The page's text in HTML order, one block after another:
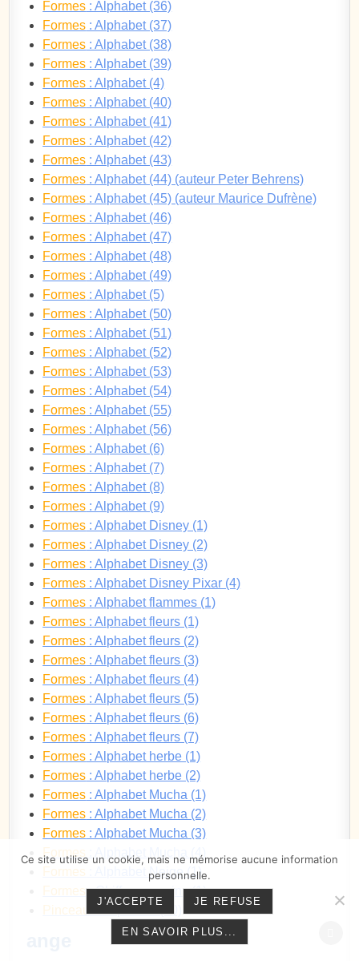
Formes : Alphabet (36)
Formes : Alphabet (37)
Formes : Alphabet (38)
Formes : Alphabet (39)
Formes : Alphabet (4)
Formes : Alphabet (40)
Formes : Alphabet (41)
Formes : Alphabet (42)
Formes : Alphabet (43)
Formes : Alphabet (44) (auteur Peter Behrens)
Formes : Alphabet (45) (auteur Maurice Dufrène)
Formes : Alphabet (46)
Formes : Alphabet (47)
Formes : Alphabet (48)
Formes : Alphabet (49)
Formes : Alphabet (5)
Formes : Alphabet (50)
Formes : Alphabet (51)
Formes : Alphabet (52)
Formes : Alphabet (53)
Formes : Alphabet (54)
Formes : Alphabet (55)
Formes : Alphabet (56)
Formes : Alphabet (6)
Formes : Alphabet (7)
Formes : Alphabet (8)
Formes : Alphabet (9)
Formes : Alphabet Disney (1)
Formes : Alphabet Disney (2)
Formes : Alphabet Disney (3)
Formes : Alphabet Disney Pixar (4)
Formes : Alphabet flammes (1)
Formes : Alphabet fleurs (1)
Formes : Alphabet fleurs (2)
Formes : Alphabet fleurs (3)
Formes : Alphabet fleurs (4)
Formes : Alphabet fleurs (5)
Formes : Alphabet fleurs (6)
Formes : Alphabet fleurs (7)
Formes : Alphabet herbe (1)
Formes : Alphabet herbe (2)
Formes : Alphabet Mucha (1)
Formes : Alphabet Mucha (2)
Formes : Alphabet Mucha (3)
Formes : Alphabet Mucha (4)
Formes : Alphabet Neige (1)
Formes: Chiffres romains (1)
Pinceaux
Ce site utilise un cookie, mais ne mémorise aucune information
personnelle.
J'ACCEPTE JE REFUSE
EN SAVOIR PLUS...